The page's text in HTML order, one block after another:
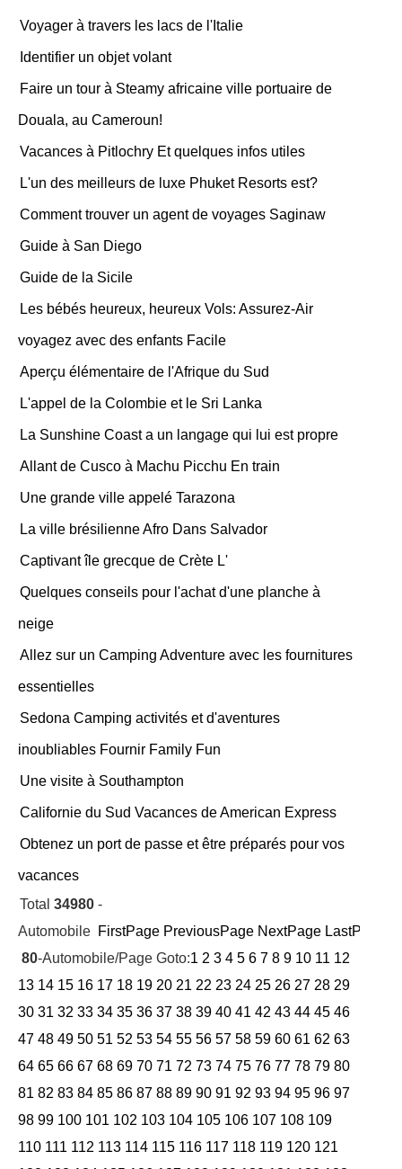
Voyager à travers les lacs de l'Italie
Identifier un objet volant
Faire un tour à Steamy africaine ville portuaire de
Douala, au Cameroun!
Vacances à Pitlochry Et quelques infos utiles
L'un des meilleurs de luxe Phuket Resorts est?
Comment trouver un agent de voyages Saginaw
Guide à San Diego
Guide de la Sicile
Les bébés heureux, heureux Vols: Assurez-Air
voyagez avec des enfants Facile
Aperçu élémentaire de l'Afrique du Sud
L'appel de la Colombie et le Sri Lanka
La Sunshine Coast a un langage qui lui est propre
Allant de Cusco à Machu Picchu En train
Une grande ville appelé Tarazona
La ville brésilienne Afro Dans Salvador
Captivant île grecque de Crète L'
Quelques conseils pour l'achat d'une planche à
neige
Allez sur un Camping Adventure avec les fournitures
essentielles
Sedona Camping activités et d'aventures
inoubliables Fournir Family Fun
Une visite à Southampton
Californie du Sud Vacances de American Express
Obtenez un port de passe et être préparés pour vos
vacances
Total 34980 -
Automobile FirstPage PreviousPage NextPage LastPage
80-Automobile/Page Goto:1 2 3 4 5 6 7 8 9 10 11 12
13 14 15 16 17 18 19 20 21 22 23 24 25 26 27 28 29
30 31 32 33 34 35 36 37 38 39 40 41 42 43 44 45 46
47 48 49 50 51 52 53 54 55 56 57 58 59 60 61 62 63
64 65 66 67 68 69 70 71 72 73 74 75 76 77 78 79 80
81 82 83 84 85 86 87 88 89 90 91 92 93 94 95 96 97
98 99 100 101 102 103 104 105 106 107 108 109
110 111 112 113 114 115 116 117 118 119 120 121